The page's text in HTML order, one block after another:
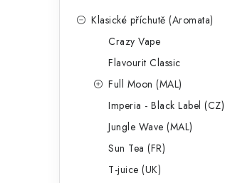
Klasické příchutě (Aromata)
Crazy Vape
Flavourit Classic
Full Moon (MAL)
Imperia - Black Label (CZ)
Jungle Wave (MAL)
Sun Tea (FR)
T-juice (UK)